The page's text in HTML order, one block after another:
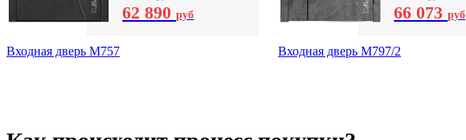
62 890руб
Входная дверь М757
66 073руб
Входная дверь М797/2